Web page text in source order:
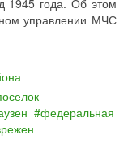
1945 года. Об этом
управлении МЧС
федеральная